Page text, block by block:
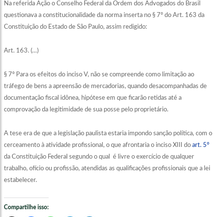
Na referida Ação o Conselho Federal da Ordem dos Advogados do Brasil
questionava a constitucionalidade da norma inserta no § 7º do Art. 163 da
Constituição do Estado de São Paulo, assim redigido:
Art. 163. (…)
§ 7º Para os efeitos do inciso V, não se compreende como limitação ao
tráfego de bens a apreensão de mercadorias, quando desacompanhadas de
documentação fiscal idônea, hipótese em que ficarão retidas até a
comprovação da legitimidade de sua posse pelo proprietário.
A tese era de que a legislação paulista estaria impondo sanção política, com o
cerceamento à atividade profissional, o que afrontaria o inciso XIII do art. 5º
da Constituição Federal segundo o qual é livre o exercício de qualquer
trabalho, ofício ou profissão, atendidas as qualificações profissionais que a lei
estabelecer.
Compartilhe isso: